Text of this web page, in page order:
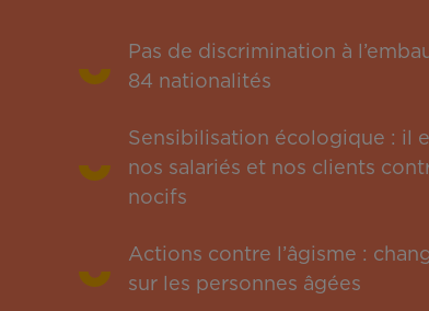
Pas de discrimination à
84 nationalités
Sensibilisation écologique : il
nos salariés et nos clients
nocifs
Actions contre l’âgisme :
sur les personnes âgées